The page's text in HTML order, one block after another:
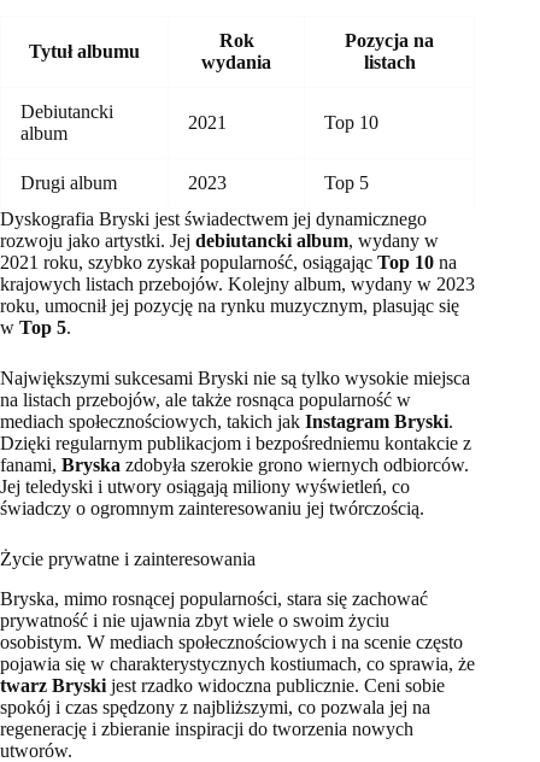
Tytuł albumu
Rok
wydania
Pozycja na
listach
Debiutancki
album
2021 Top 10
Drugi album 2023
Top 5
Dyskografia Bryski jest świadectwem jej dynamicznego
rozwoju jako artystki. Jej debiutancki album, wydany w
2021 roku, szybko zyskał popularność, osiągając Top 10 na
krajowych listach przebojów. Kolejny album, wydany w 2023
roku, umocnił jej pozycję na rynku muzycznym, plasując się
w Top 5.
Największymi sukcesami Bryski nie są tylko wysokie miejsca
na listach przebojów, ale także rosnąca popularność w
mediach społecznościowych, takich jak Instagram Bryski.
Dzięki regularnym publikacjom i bezpośredniemu kontakcie z
fanami, Bryska zdobyła szerokie grono wiernych odbiorców.
Jej teledyski i utwory osiągają miliony wyświetleń, co
świadczy o ogromnym zainteresowaniu jej twórczością.
Życie prywatne i zainteresowania
Bryska, mimo rosnącej popularności, stara się zachować
prywatność i nie ujawnia zbyt wiele o swoim życiu
osobistym. W mediach społecznościowych i na scenie często
pojawia się w charakterystycznych kostiumach, co sprawia, że
twarz Bryski jest rzadko widoczna publicznie. Ceni sobie
spokój i czas spędzony z najbliższymi, co pozwala jej na
regenerację i zbieranie inspiracji do tworzenia nowych
utworów.